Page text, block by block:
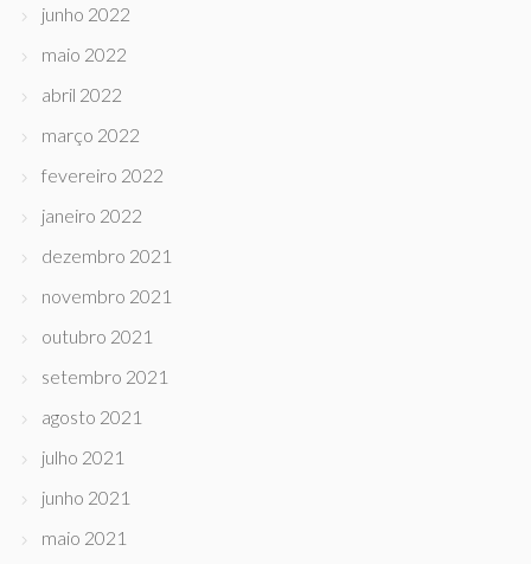
junho 2022
maio 2022
abril 2022
março 2022
fevereiro 2022
janeiro 2022
dezembro 2021
novembro 2021
outubro 2021
setembro 2021
agosto 2021
julho 2021
junho 2021
maio 2021